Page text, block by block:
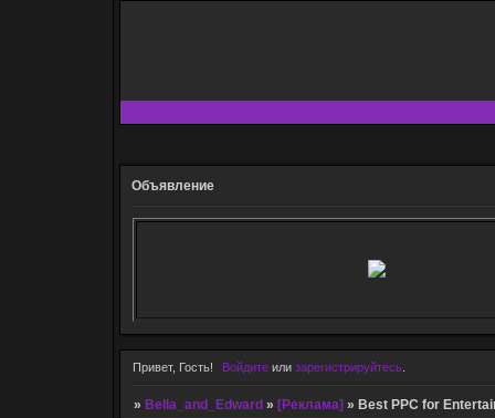
Объявление
Привет, Гость! Войдите илизарегистрируйтесь
» Bella_and_Edward » [Реклама] » Best PPC for